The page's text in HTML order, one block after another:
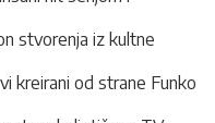
stvorenja iz kultne
kreirani od strane Funko